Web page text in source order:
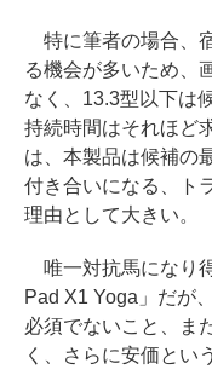
特に筆者の場合、
る機会が多いため、
なく、13.3型以下は
持続時間はそれほど
は、本製品は候補の
付き合いになる、ト
理由として大きい。
唯一対抗馬になり
Pad X1 Yoga」だが
必須でないこと、ま
く、さらに安価とい